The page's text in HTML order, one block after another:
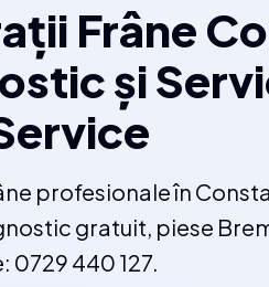
Frâne
și
profesionale în
gratuit, piese
0729 440 127.